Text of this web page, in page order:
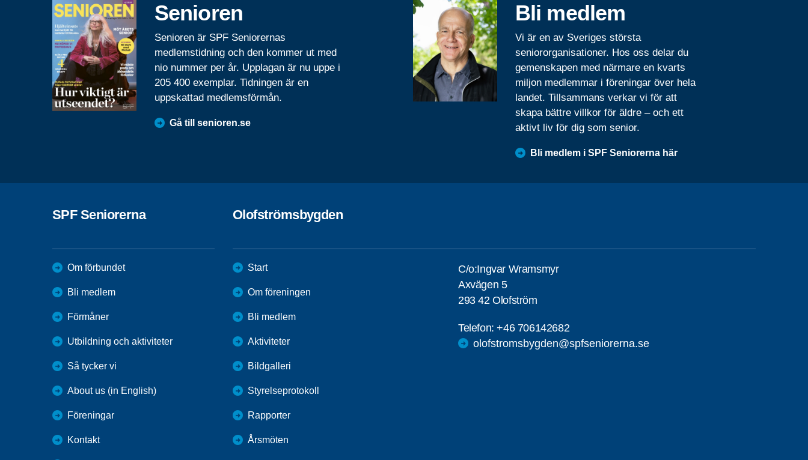
Senioren
Senioren är SPF Seniorernas
medlemstidning och den kommer ut med
nio nummer per år. Upplagan är nu uppe i
205 400 exemplar. Tidningen är en
uppskattad medlemsförmån.
Gå till senioren.se
Bli medlem
Vi är en av Sveriges största
seniororganisationer. Hos oss delar du
gemenskapen med närmare en kvarts
miljon medlemmar i föreningar över hela
landet. Tillsammans verkar vi för att
skapa bättre villkor för äldre – och ett
aktivt liv för dig som senior.
Bli medlem i SPF Seniorerna här
SPF Seniorerna
Om förbundet
Bli medlem
Förmåner
Utbildning och aktiviteter
Så tycker vi
About us (in English)
Föreningar
Kontakt
Olofströmsbygden
Start
Om föreningen
Bli medlem
Aktiviteter
Bildgalleri
Styrelseprotokoll
Rapporter
Årsmöten
C/o:Ingvar Wramsmyr
Axvägen 5
293 42 Olofström
Telefon:+46 706142682
olofstromsbygden@spfseniorerna.se